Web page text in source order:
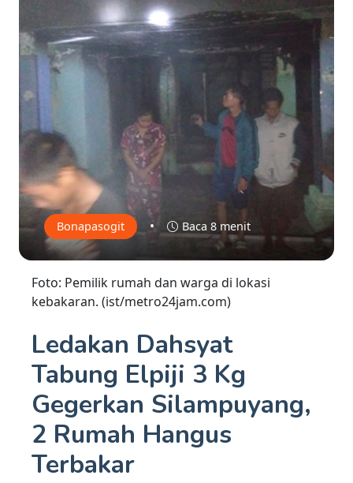
Bonapasogit • Baca 8 menit
Foto: Pemilik rumah dan warga di lokasi
kebakaran. (ist/metro24jam.com)
Ledakan Dahsyat
Tabung Elpiji 3 Kg
Gegerkan Silampuyang,
2 Rumah Hangus
Terbakar